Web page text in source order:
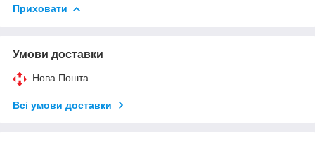
Приховати
Умови доставки
Нова Пошта
Всі умови доставки